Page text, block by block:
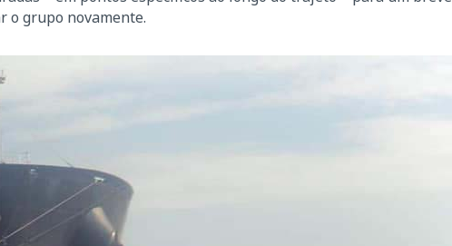
o grupo novamente.